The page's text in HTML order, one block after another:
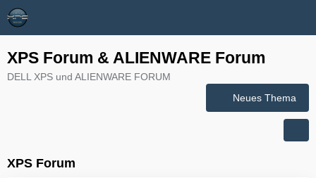
XPS Forum & ALIENWARE Forum
DELL XPS und ALIENWARE FORUM
Neues Thema
XPS Forum